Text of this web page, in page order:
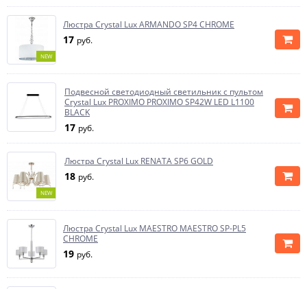
NEW
Люстра Crystal Lux ARMANDO SP4 CHROME
17 руб.
Подвесной светодиодный светильник с пультом
Crystal Lux PROXIMO PROXIMO SP42W LED L1100
BLACK
17 руб.
NEW
Люстра Crystal Lux RENATA SP6 GOLD
18 руб.
Люстра Crystal Lux MAESTRO MAESTRO SP-PL5
CHROME
19 руб.